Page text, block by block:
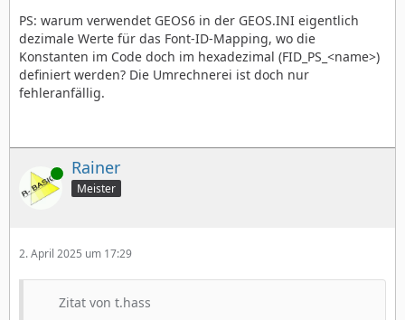
PS: warum verwendet GEOS6 in der GEOS.INI eigentlich
dezimale Werte für das Font-ID-Mapping, wo die
Konstanten im Code doch im hexadezimal (FID_PS_<name>)
definiert werden? Die Umrechnerei ist doch nur
fehleranfällig.
Online Rainer
Meister
2. April 2025 um 17:29
Zitat von t.hass